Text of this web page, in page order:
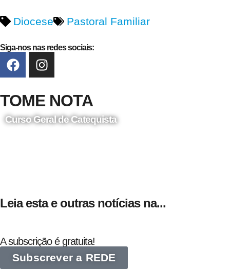
Diocese Pastoral Familiar
Siga-nos nas redes sociais:
TOME NOTA
Curso Geral de Catequista
Leia esta e outras notícias na...
A subscrição é gratuita!
Subscrever a REDE